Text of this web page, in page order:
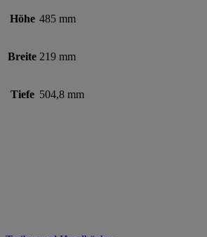
Höhe 485 mm
Breite 219 mm
Tiefe 504,8 mm